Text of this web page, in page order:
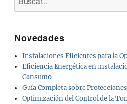
Novedades
Instalaciones Eficientes para la
Eficiencia Energética en
Consumo
Guía Completa sobre
Optimización del Control de la